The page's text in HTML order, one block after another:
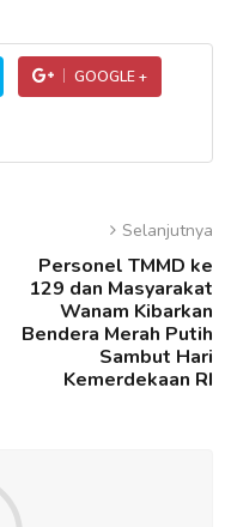
GOOGLE +
Selanjutnya
Personel TMMD ke
129 dan Masyarakat
Wanam Kibarkan
Bendera Merah Putih
Sambut Hari
Kemerdekaan RI